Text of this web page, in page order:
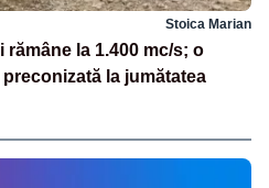
Stoica Marian
la 1.400 mc/s; o
la jumătatea